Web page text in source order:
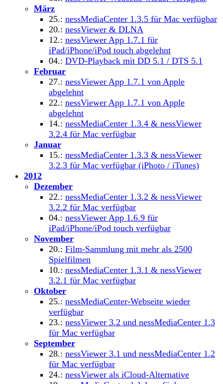
März
25.: nessMediaCenter 1.3.5 für Mac verfügbar
20.: nessViewer & DLNA
12.: nessViewer App 1.7.1 für
iPad/iPhone/iPod touch abgelehnt
04.: DVD-Playback mit DD 5.1 / DTS 5.1
Februar
27.: nessViewer App 1.7.1 von Apple
abgelehnt
22.: nessViewer App 1.7.1 von Apple
abgelehnt
14.: nessMediaCenter 1.3.4 & nessViewer
3.2.4 für Mac verfügbar
Januar
15.: nessMediaCenter 1.3.3 & nessViewer
3.2.3 für Mac verfügbar (iPhoto / iTunes)
2012
Dezember
22.: nessMediaCenter 1.3.2 & nessViewer
3.2.2 für Mac verfügbar
04.: nessViewer App 1.6.9 für
iPad/iPhone/iPod touch verfügbar
November
20.: Film-Sammlung mit mehr als 2500
Spielfilmen
10.: nessMediaCenter 1.3.1 & nessViewer
3.2.1 für Mac verfügbar
Oktober
25.: nessMediaCenter-Webseite wieder
verfügbar
23.: nessViewer 3.2 und nessMediaCenter 1.3
für Mac verfügbar
September
28.: nessViewer 3.1 und nessMediaCenter 1.2
für Mac verfügbar
24.: nessViewer als iCloud-Alternative